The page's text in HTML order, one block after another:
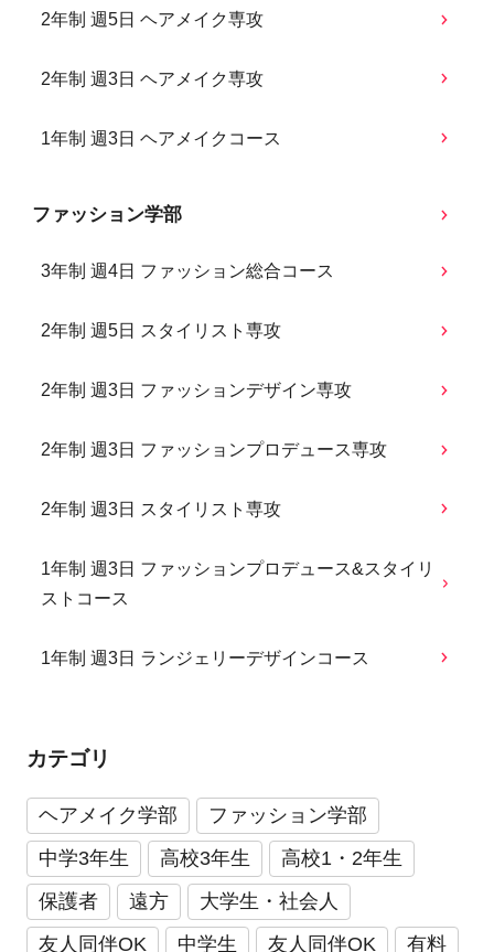
2年制 週5日 ヘアメイク専攻
2年制 週3日 ヘアメイク専攻
1年制 週3日 ヘアメイクコース
ファッション学部
3年制 週4日 ファッション総合コース
2年制 週5日 スタイリスト専攻
2年制 週3日 ファッションデザイン専攻
2年制 週3日 ファッションプロデュース専攻
2年制 週3日 スタイリスト専攻
1年制 週3日 ファッションプロデュース&スタイリ
ストコース
1年制 週3日 ランジェリーデザインコース
カテゴリ
ヘアメイク学部
ファッション学部
中学3年生
高校3年生
高校1・2年生
保護者
遠方
大学生・社会人
友人同伴OK
中学生 友人同伴OK 有料